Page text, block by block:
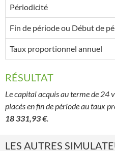
Périodicité
Fin de période ou Début de
Taux proportionnel annuel
RÉSULTAT
Le capital acquis au terme de 24
placés en fin de période au taux
18 331,93 €.
LES AUTRES